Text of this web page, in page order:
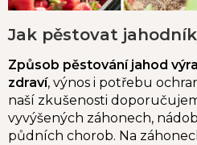
Jak pěstovat
Způsob pěstování jahod
zdraví, výnos i potřebu
naší zkušenosti
vyvýšených záhonech,
půdních chorob. Na